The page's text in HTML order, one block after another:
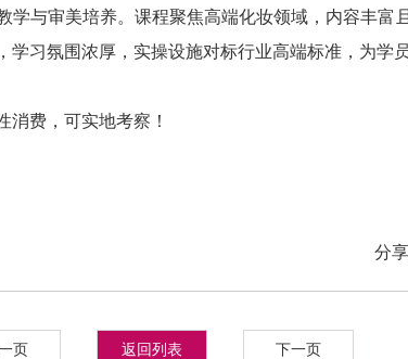
与审美培养。课程聚焦高端化妆领域，内容丰富
习氛围浓厚，实操设施对标行业高端标准，为学
消费，可实地考察！
分
一页 返回列表 下一页